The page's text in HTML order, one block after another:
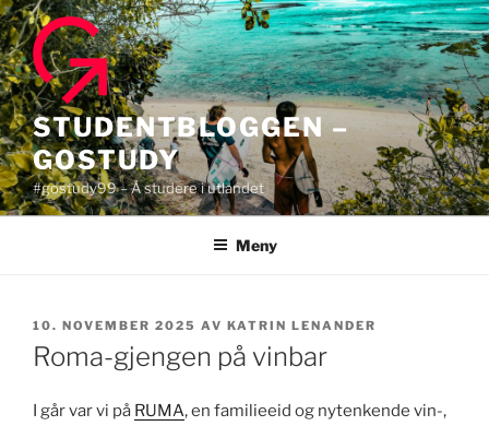
Gå
til
innhold
STUDENTBLOGGEN –
GOSTUDY
#gostudy99 – Å studere i utlandet
Meny
PUBLISERT
10. NOVEMBER 2025 AV KATRIN LENANDER
Roma-gjengen på vinbar
I går var vi på RUMA, en familieeid og nytenkende vin-,